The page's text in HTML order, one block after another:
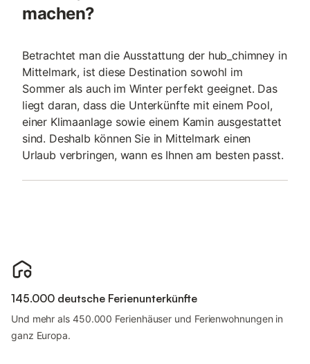
machen?
Betrachtet man die Ausstattung der hub_chimney in
Mittelmark, ist diese Destination sowohl im
Sommer als auch im Winter perfekt geeignet. Das
liegt daran, dass die Unterkünfte mit einem Pool,
einer Klimaanlage sowie einem Kamin ausgestattet
sind. Deshalb können Sie in Mittelmark einen
Urlaub verbringen, wann es Ihnen am besten passt.
145.000 deutsche Ferienunterkünfte
Und mehr als 450.000 Ferienhäuser und Ferienwohnungen in
ganz Europa.